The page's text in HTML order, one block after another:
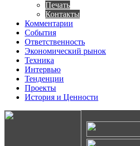
Печать
Контакты
Комментарии
События
Ответственность
Экономический рынок
Техника
Интервью
Тенденции
Проекты
История и Ценности